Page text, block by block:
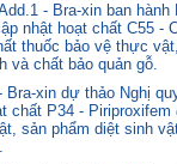
- Bra-xin ban
nhật hoạt chất C55 -
thuốc bảo vệ thực
và chất bảo quản gỗ.
Bra-xin dự thảo Nghị
chất P34 -
sản phẩm diệt sinh